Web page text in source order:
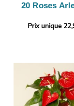
20 Roses
Prix unique